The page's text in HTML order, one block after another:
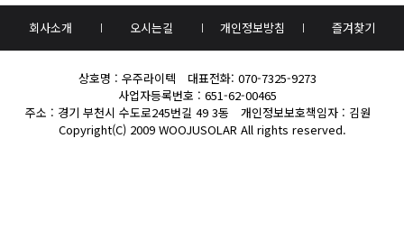
회사소개 오시는길 개인정보방침 즐겨찾기
상호명 : 우주라이텍 대표전화: 070-7325-9273
사업자등록번호 : 651-62-00465
주소 : 경기 부천시 수도로245번길 49 3동
개인정보보호책임자 : 김원
Copyright(C) 2009 WOOJUSOLAR All rights reserved.